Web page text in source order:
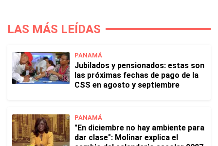
LAS MÁS LEÍDAS
PANAMÁ
Jubilados y pensionados: estas son
las próximas fechas de pago de la
CSS en agosto y septiembre
PANAMÁ
"En diciembre no hay ambiente para
dar clase": Molinar explica el